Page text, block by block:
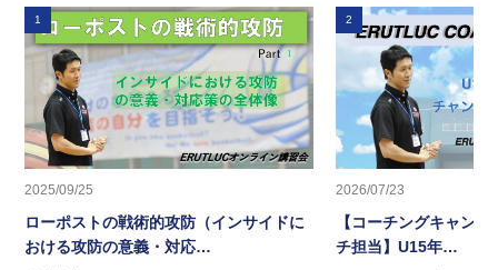
1
2025/09/25
ローポストの戦術的攻防（インサイドに
おける攻防の意義・対応…
2
2026/07/23
【コーチングキャン
チ担当】U15年…